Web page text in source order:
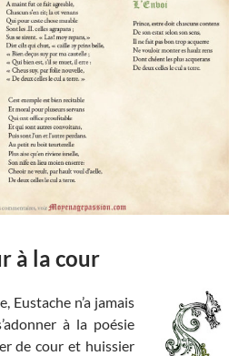
à la cour
Eustache n’a jamais
à la poésie
de cour et huissier